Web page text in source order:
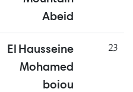
Abeid
23
El Hausseine
Mohamed
boiou